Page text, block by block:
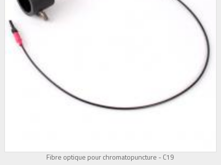
Fibre optique pour chromatopuncture - C19